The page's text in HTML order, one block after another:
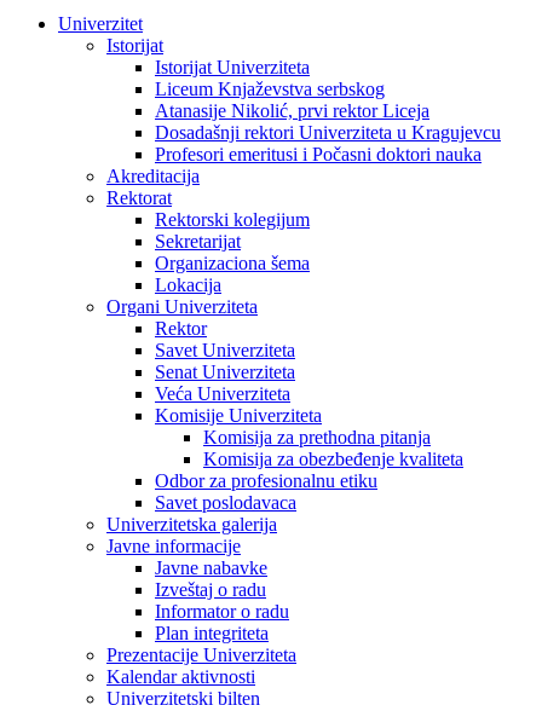
Univerzitet
Istorijat
Istorijat Univerziteta
Liceum Knjaževstva serbskog
Atanasije Nikolić, prvi rektor Liceja
Dosadašnji rektori Univerziteta u Kragujevcu
Profesori emeritusi i Počasni doktori nauka
Akreditacija
Rektorat
Rektorski kolegijum
Sekretarijat
Organizaciona šema
Lokacija
Organi Univerziteta
Rektor
Savet Univerziteta
Senat Univerziteta
Veća Univerziteta
Komisije Univerziteta
Komisija za prethodna pitanja
Komisija za obezbeđenje kvaliteta
Odbor za profesionalnu etiku
Savet poslodavaca
Univerzitetska galerija
Javne informacije
Javne nabavke
Izveštaj o radu
Informator o radu
Plan integriteta
Prezentacije Univerziteta
Kalendar aktivnosti
Univerzitetski bilten